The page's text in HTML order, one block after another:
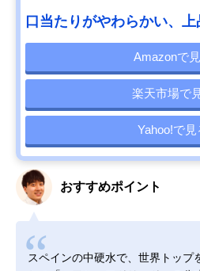
口当たりがやわらかい、
Amazonで
楽天市場で
Yahoo!で見
おすすめポイント
スペインの中硬水で、世界トップ